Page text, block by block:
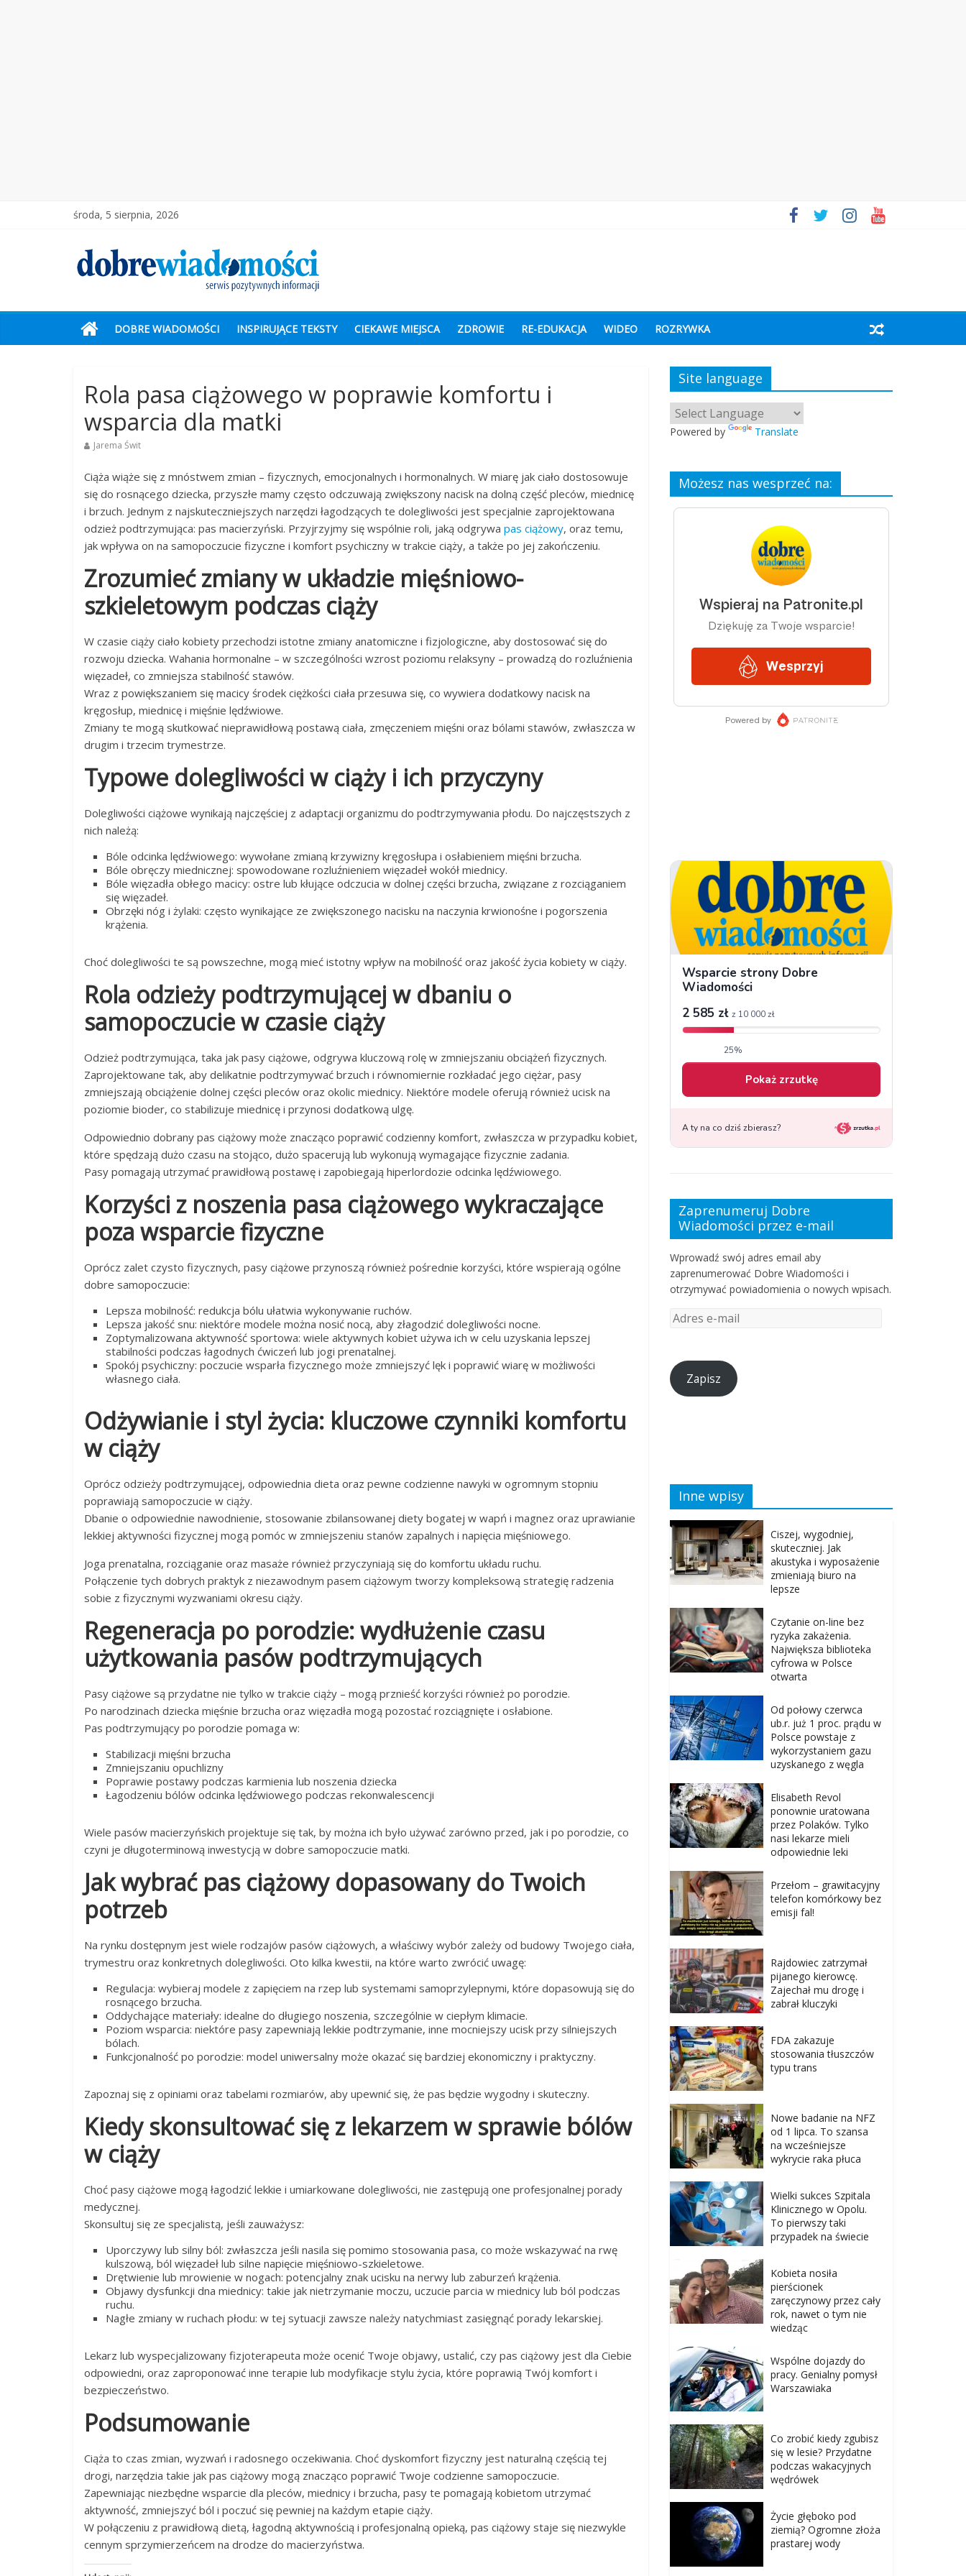
środa, 5 sierpnia, 2026
DOBRE WIADOMOŚCI INSPIRUJĄCE TEKSTY CIEKAWE MIEJSCA ZDROWIE RE-EDUKACJA WIDEO ROZRYWKA
Rola pasa ciążowego w poprawie komfortu i
wsparcia dla matki
Jarema Świt
Ciąża wiąże się z mnóstwem zmian – fizycznych, emocjonalnych i hormonalnych. W miarę jak ciało dostosowuje
się do rosnącego dziecka, przyszłe mamy często odczuwają zwiększony nacisk na dolną część pleców, miednicę
i brzuch. Jednym z najskuteczniejszych narzędzi łagodzących te dolegliwości jest specjalnie zaprojektowana
odzież podtrzymująca: pas macierzyński. Przyjrzyjmy się wspólnie roli, jaką odgrywa pas ciążowy, oraz temu,
jak wpływa on na samopoczucie fizyczne i komfort psychiczny w trakcie ciąży, a także po jej zakończeniu.
Zrozumieć zmiany w układzie mięśniowo-
szkieletowym podczas ciąży
W czasie ciąży ciało kobiety przechodzi istotne zmiany anatomiczne i fizjologiczne, aby dostosować się do
rozwoju dziecka. Wahania hormonalne – w szczególności wzrost poziomu relaksyny – prowadzą do rozluźnienia
więzadeł, co zmniejsza stabilność stawów.
Wraz z powiększaniem się macicy środek ciężkości ciała przesuwa się, co wywiera dodatkowy nacisk na
kręgosłup, miednicę i mięśnie lędźwiowe.
Zmiany te mogą skutkować nieprawidłową postawą ciała, zmęczeniem mięśni oraz bólami stawów, zwłaszcza w
drugim i trzecim trymestrze.
Typowe dolegliwości w ciąży i ich przyczyny
Dolegliwości ciążowe wynikają najczęściej z adaptacji organizmu do podtrzymywania płodu. Do najczęstszych z
nich należą:
Bóle odcinka lędźwiowego: wywołane zmianą krzywizny kręgosłupa i osłabieniem mięśni brzucha.
Bóle obręczy miednicznej: spowodowane rozluźnieniem więzadeł wokół miednicy.
Bóle więzadła obłego macicy: ostre lub kłujące odczucia w dolnej części brzucha, związane z rozciąganiem
się więzadeł.
Obrzęki nóg i żylaki: często wynikające ze zwiększonego nacisku na naczynia krwionośne i pogorszenia
krążenia.
Choć dolegliwości te są powszechne, mogą mieć istotny wpływ na mobilność oraz jakość życia kobiety w ciąży.
Rola odzieży podtrzymującej w dbaniu o
samopoczucie w czasie ciąży
Odzież podtrzymująca, taka jak pasy ciążowe, odgrywa kluczową rolę w zmniejszaniu obciążeń fizycznych.
Zaprojektowane tak, aby delikatnie podtrzymywać brzuch i równomiernie rozkładać jego ciężar, pasy
zmniejszają obciążenie dolnej części pleców oraz okolic miednicy. Niektóre modele oferują również ucisk na
poziomie bioder, co stabilizuje miednicę i przynosi dodatkową ulgę.
Odpowiednio dobrany pas ciążowy może znacząco poprawić codzienny komfort, zwłaszcza w przypadku kobiet,
które spędzają dużo czasu na stojąco, dużo spacerują lub wykonują wymagające fizycznie zadania.
Pasy pomagają utrzymać prawidłową postawę i zapobiegają hiperlordozie odcinka lędźwiowego.
Korzyści z noszenia pasa ciążowego wykraczające
poza wsparcie fizyczne
Oprócz zalet czysto fizycznych, pasy ciążowe przynoszą również pośrednie korzyści, które wspierają ogólne
dobre samopoczucie:
Lepsza mobilność: redukcja bólu ułatwia wykonywanie ruchów.
Lepsza jakość snu: niektóre modele można nosić nocą, aby złagodzić dolegliwości nocne.
Zoptymalizowana aktywność sportowa: wiele aktywnych kobiet używa ich w celu uzyskania lepszej
stabilności podczas łagodnych ćwiczeń lub jogi prenatalnej.
Spokój psychiczny: poczucie wsparła fizycznego może zmniejszyć lęk i poprawić wiarę w możliwości
własnego ciała.
Odżywianie i styl życia: kluczowe czynniki komfortu
w ciąży
Oprócz odzieży podtrzymującej, odpowiednia dieta oraz pewne codzienne nawyki w ogromnym stopniu
poprawiają samopoczucie w ciąży.
Dbanie o odpowiednie nawodnienie, stosowanie zbilansowanej diety bogatej w wapń i magnez oraz uprawianie
lekkiej aktywności fizycznej mogą pomóc w zmniejszeniu stanów zapalnych i napięcia mięśniowego.
Joga prenatalna, rozciąganie oraz masaże również przyczyniają się do komfortu układu ruchu.
Połączenie tych dobrych praktyk z niezawodnym pasem ciążowym tworzy kompleksową strategię radzenia
sobie z fizycznymi wyzwaniami okresu ciąży.
Regeneracja po porodzie: wydłużenie czasu
użytkowania pasów podtrzymujących
Pasy ciążowe są przydatne nie tylko w trakcie ciąży – mogą prznieść korzyści również po porodzie.
Po narodzinach dziecka mięśnie brzucha oraz więzadła mogą pozostać rozciągnięte i osłabione.
Pas podtrzymujący po porodzie pomaga w:
Stabilizacji mięśni brzucha
Zmniejszaniu opuchlizny
Poprawie postawy podczas karmienia lub noszenia dziecka
Łagodzeniu bólów odcinka lędźwiowego podczas rekonwalescencji
Wiele pasów macierzyńskich projektuje się tak, by można ich było używać zarówno przed, jak i po porodzie, co
czyni je długoterminową inwestycją w dobre samopoczucie matki.
Jak wybrać pas ciążowy dopasowany do Twoich
potrzeb
Na rynku dostępnym jest wiele rodzajów pasów ciążowych, a właściwy wybór zależy od budowy Twojego ciała,
trymestru oraz konkretnych dolegliwości. Oto kilka kwestii, na które warto zwrócić uwagę:
Regulacja: wybieraj modele z zapięciem na rzep lub systemami samoprzylepnymi, które dopasowują się do
rosnącego brzucha.
Oddychające materiały: idealne do długiego noszenia, szczególnie w ciepłym klimacie.
Poziom wsparcia: niektóre pasy zapewniają lekkie podtrzymanie, inne mocniejszy ucisk przy silniejszych
bólach.
Funkcjonalność po porodzie: model uniwersalny może okazać się bardziej ekonomiczny i praktyczny.
Zapoznaj się z opiniami oraz tabelami rozmiarów, aby upewnić się, że pas będzie wygodny i skuteczny.
Kiedy skonsultować się z lekarzem w sprawie bólów
w ciąży
Choć pasy ciążowe mogą łagodzić lekkie i umiarkowane dolegliwości, nie zastępują one profesjonalnej porady
medycznej.
Skonsultuj się ze specjalistą, jeśli zauważysz:
Uporczywy lub silny ból: zwłaszcza jeśli nasila się pomimo stosowania pasa, co może wskazywać na rwę
kulszową, ból więzadeł lub silne napięcie mięśniowo-szkieletowe.
Drętwienie lub mrowienie w nogach: potencjalny znak ucisku na nerwy lub zaburzeń krążenia.
Objawy dysfunkcji dna miednicy: takie jak nietrzymanie moczu, uczucie parcia w miednicy lub ból podczas
ruchu.
Nagłe zmiany w ruchach płodu: w tej sytuacji zawsze należy natychmiast zasięgnąć porady lekarskiej.
Lekarz lub wyspecjalizowany fizjoterapeuta może ocenić Twoje objawy, ustalić, czy pas ciążowy jest dla Ciebie
odpowiedni, oraz zaproponować inne terapie lub modyfikacje stylu życia, które poprawią Twój komfort i
bezpieczeństwo.
Podsumowanie
Ciąża to czas zmian, wyzwań i radosnego oczekiwania. Choć dyskomfort fizyczny jest naturalną częścią tej
drogi, narzędzia takie jak pas ciążowy mogą znacząco poprawić Twoje codzienne samopoczucie.
Zapewniając niezbędne wsparcie dla pleców, miednicy i brzucha, pasy te pomagają kobietom utrzymać
aktywność, zmniejszyć ból i poczuć się pewniej na każdym etapie ciąży.
W połączeniu z prawidłową dietą, łagodną aktywnością i profesjonalną opieką, pas ciążowy staje się niezwykle
cennym sprzymierzeńcem na drodze do macierzyństwa.
Site language
Powered by Translate
Możesz nas wesprzeć na:
Zaprenumeruj Dobre
Wiadomości przez e-mail
Wprowadź swój adres email aby
zaprenumerować Dobre Wiadomości i
otrzymywać powiadomienia o nowych wpisach.
Zapisz
Inne wpisy
Ciszej, wygodniej,
skuteczniej. Jak
akustyka i wyposażenie
zmieniają biuro na
lepsze
Czytanie on-line bez
ryzyka zakażenia.
Największa biblioteka
cyfrowa w Polsce
otwarta
Od połowy czerwca
ub.r. już 1 proc. prądu w
Polsce powstaje z
wykorzystaniem gazu
uzyskanego z węgla
Elisabeth Revol
ponownie uratowana
przez Polaków. Tylko
nasi lekarze mieli
odpowiednie leki
Przełom – grawitacyjny
telefon komórkowy bez
emisji fal!
Rajdowiec zatrzymał
pijanego kierowcę.
Zajechał mu drogę i
zabrał kluczyki
FDA zakazuje
stosowania tłuszczów
typu trans
Nowe badanie na NFZ
od 1 lipca. To szansa
na wcześniejsze
wykrycie raka płuca
Wielki sukces Szpitala
Klinicznego w Opolu.
To pierwszy taki
przypadek na świecie
Kobieta nosiła
pierścionek
zaręczynowy przez cały
rok, nawet o tym nie
wiedząc
Wspólne dojazdy do
pracy. Genialny pomysł
Warszawiaka
Co zrobić kiedy zgubisz
się w lesie? Przydatne
podczas wakacyjnych
wędrówek
Życie głęboko pod
ziemią? Ogromne złoża
prastarej wody